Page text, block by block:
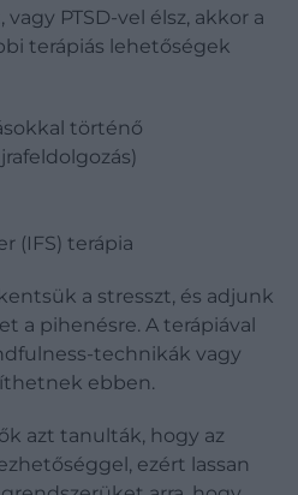
PTSD-vel élsz, akkor a
terápiás lehetőségek
történő
(IFS) terápia
a stresszt, és adjunk
a pihenésre. A terápiával
technikák vagy
ebben.
azt tanulták, hogy az
ezért lassan